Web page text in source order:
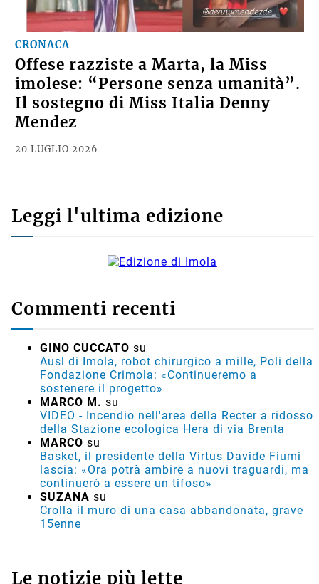
CRONACA
Offese razziste a Marta, la Miss
imolese: “Persone senza umanità”.
Il sostegno di Miss Italia Denny
Mendez
20 LUGLIO 2026
Leggi l'ultima edizione
Commenti recenti
GINO CUCCATO su
Ausl di Imola, robot chirurgico a mille, Poli della
Fondazione Crimola: «Continueremo a
sostenere il progetto»
MARCO M. su
VIDEO - Incendio nell'area della Recter a ridosso
della Stazione ecologica Hera di via Brenta
MARCO su
Basket, il presidente della Virtus Davide Fiumi
lascia: «Ora potrà ambire a nuovi traguardi, ma
continuerò a essere un tifoso»
SUZANA su
Crolla il muro di una casa abbandonata, grave
15enne
Le notizie più lette